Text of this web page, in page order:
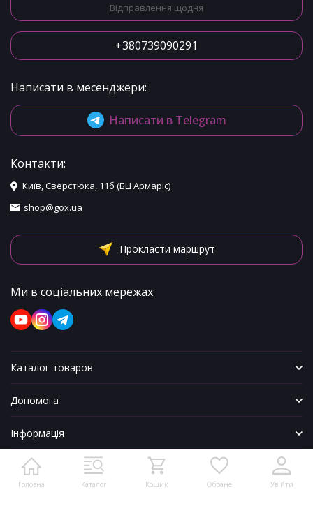
Головна Каталог Кошик Обране Увійти
Відправлення щодня
+380739090291
Написати в месенджери:
Написати в Telegram
Контакти:
Київ, Сверстюка, 11б (БЦ Армаріс)
shop@gox.ua
Прокласти маршрут
Ми в соціальних мережах:
Каталог товаров
Допомога
Інформація